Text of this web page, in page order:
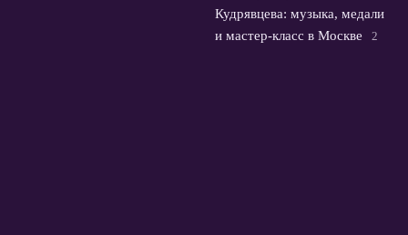
Кудрявцева: музыка, медали
и мастер-класс в Москве
2